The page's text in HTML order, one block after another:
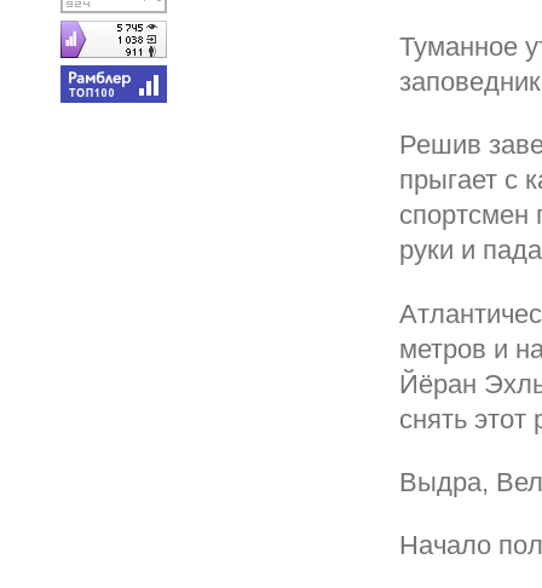
Туманное
Решив
прыгает с
спортсмен
руки и
метров и
Йёран
снять
Выдра,
Начало